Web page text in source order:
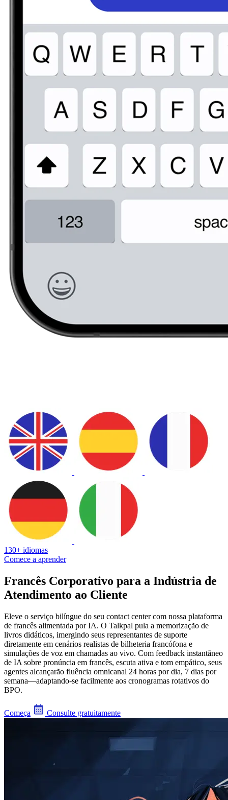
130+ idiomas
Comece a aprender
Francês Corporativo para a Indústria de
Atendimento ao Cliente
Eleve o serviço bilíngue do seu contact center com nossa plataforma
de francês alimentada por IA. O Talkpal pula a memorização de
livros didáticos, imergindo seus representantes de suporte
diretamente em cenários realistas de bilheteria francófona e
simulações de voz em chamadas ao vivo. Com feedback instantâneo
de IA sobre pronúncia em francês, escuta ativa e tom empático, seus
agentes alcançarão fluência omnicanal 24 horas por dia, 7 dias por
semana—adaptando-se facilmente aos cronogramas rotativos do
BPO.
Começa Consulte gratuitamente